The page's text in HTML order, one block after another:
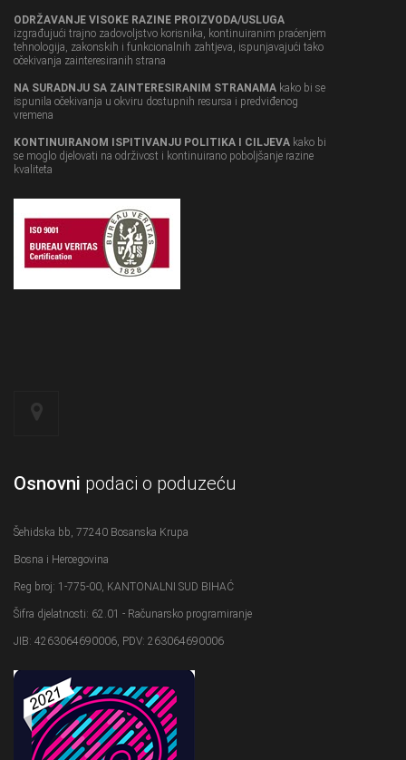
ODRŽAVANJE VISOKE RAZINE PROIZVODA/USLUGA
izgrađujući trajno zadovoljstvo korisnika, kontinuiranim praćenjem
tehnologija, zakonskih i funkcionalnih zahtjeva, ispunjavajući tako
očekivanja zainteresiranih strana
NA SURADNJU SA ZAINTERESIRANIM STRANAMA kako bi se
ispunila očekivanja u okviru dostupnih resursa i predviđenog
vremena
KONTINUIRANOM ISPITIVANJU POLITIKA I CILJEVA kako bi
se moglo djelovati na održivost i kontinuirano poboljšanje razine
kvaliteta
Osnovni podaci o poduzeću
Šehidska bb, 77240 Bosanska Krupa
Bosna i Hercegovina
Reg broj: 1-775-00, KANTONALNI SUD BIHAĆ
Šifra djelatnosti: 62.01 - Računarsko programiranje
JIB: 4263064690006, PDV: 263064690006